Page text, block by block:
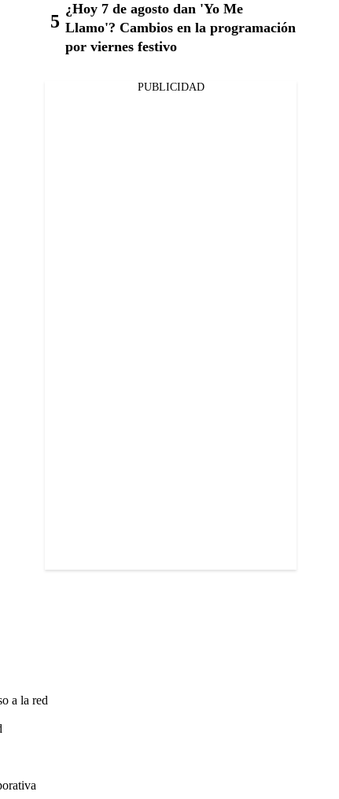
¿Hoy 7 de agosto dan 'Yo Me
Llamo'? Cambios en la programación
por viernes festivo
PUBLICIDAD
a la red